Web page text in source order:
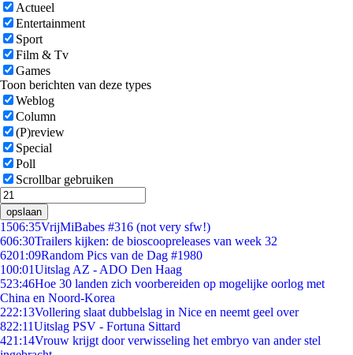
Actueel
Entertainment
Sport
Film & Tv
Games
Toon berichten van deze types
Weblog
Column
(P)review
Special
Poll
Scrollbar gebruiken
opslaan
1506:35VrijMiBabes #316 (not very sfw!)
606:30Trailers kijken: de bioscoopreleases van week 32
6201:09Random Pics van de Dag #1980
100:01Uitslag AZ - ADO Den Haag
523:46Hoe 30 landen zich voorbereiden op mogelijke oorlog met
China en Noord-Korea
222:13Vollering slaat dubbelslag in Nice en neemt geel over
822:11Uitslag PSV - Fortuna Sittard
421:14Vrouw krijgt door verwisseling het embryo van ander stel